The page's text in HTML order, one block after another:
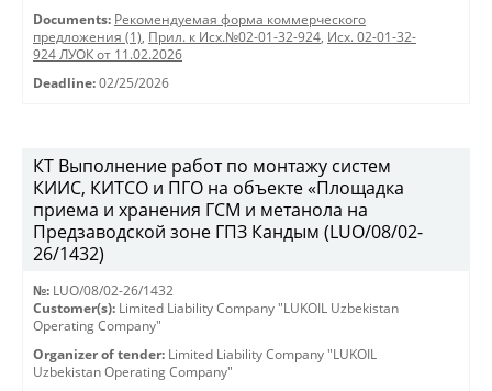
Documents: Рекомендуемая форма коммерческого
предложения (1), Прил. к Исх.№02-01-32-924, Исх. 02-01-32-
924 ЛУОК от 11.02.2026
Deadline: 02/25/2026
КТ Выполнение работ по монтажу систем
КИИС, КИТСО и ПГО на объекте «Площадка
приема и хранения ГСМ и метанола на
Предзаводской зоне ГПЗ Кандым (LUO/08/02-
26/1432)
№: LUO/08/02-26/1432
Customer(s): Limited Liability Company "LUKOIL Uzbekistan
Operating Company"
Organizer of tender: Limited Liability Company "LUKOIL
Uzbekistan Operating Company"